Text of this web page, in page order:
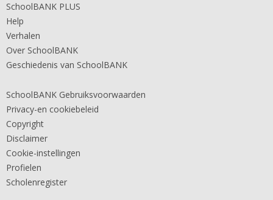
SchoolBANK PLUS
Help
Verhalen
Over SchoolBANK
Geschiedenis van SchoolBANK
SchoolBANK Gebruiksvoorwaarden
Privacy-en cookiebeleid
Copyright
Disclaimer
Cookie-instellingen
Profielen
Scholenregister